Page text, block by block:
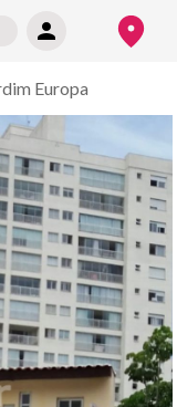
Europa